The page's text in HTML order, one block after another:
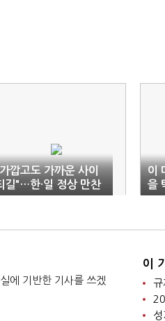
깝고도 가까운 사이
길"…한·일 정상 만찬
기애애'
이
을
람
에 기반한 기사를 쓰겠
이